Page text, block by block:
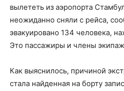
вылететь из аэропорта
неожиданно сняли с рейса,
эвакуировано 134 человека,
Это пассажиры и члены
Как выяснилось, причиной
стала найденная на борту